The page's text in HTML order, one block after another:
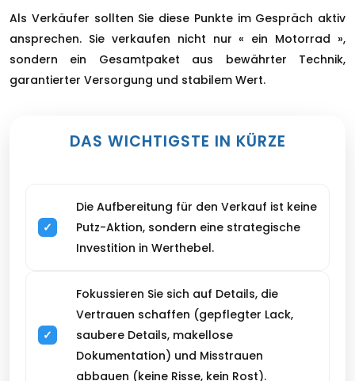
Als Verkäufer sollten Sie diese Punkte im Gespräch aktiv
ansprechen. Sie verkaufen nicht nur « ein Motorrad »,
sondern ein Gesamtpaket aus bewährter Technik,
garantierter Versorgung und stabilem Wert.
DAS WICHTIGSTE IN KÜRZE
Die Aufbereitung für den Verkauf ist keine
Putz-Aktion, sondern eine strategische
Investition in Werthebel.
Fokussieren Sie sich auf Details, die
Vertrauen schaffen (gepflegter Lack,
saubere Details, makellose
Dokumentation) und Misstrauen
abbauen (keine Risse, kein Rost).